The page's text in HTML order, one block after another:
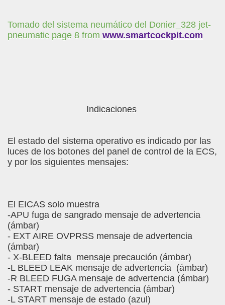
Tomado del sistema neumático del Donier_328 jet-
pneumatic page 8 from www.smartcockpit.com
Indicaciones
El estado del sistema operativo es indicado por las
luces de los botones del panel de control de la ECS,
y por los siguientes mensajes:
El EICAS solo muestra
-APU fuga de sangrado mensaje de advertencia
(ámbar)
- EXT AIRE OVPRSS mensaje de advertencia
(ámbar)
- X-BLEED falta mensaje precaución (ámbar)
-L BLEED LEAK mensaje de advertencia (ámbar)
-R BLEED FUGA mensaje de advertencia (ámbar)
- START mensaje de advertencia (ámbar)
-L START mensaje de estado (azul)